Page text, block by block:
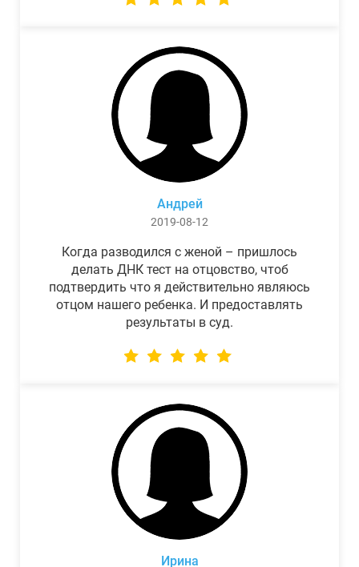
Андрей
2019-08-12
Когда разводился с женой – пришлось
делать ДНК тест на отцовство, чтоб
подтвердить что я действительно являюсь
отцом нашего ребенка. И предоставлять
результаты в суд.
Ирина